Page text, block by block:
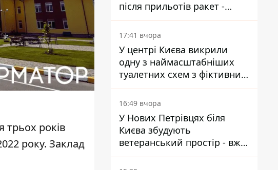
трьох років
року. Заклад
після прильотів ракет -
ДСНС
17:41 вчора
У центрі Києва викрили
одну з наймасштабніших
туалетних схем з фіктивним
будинком
16:49 вчора
У Нових Петрівцях біля
Києва збудують
ветеранський простір - вже
знайшли проєктанта